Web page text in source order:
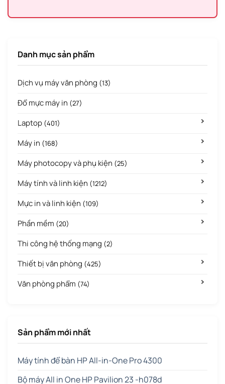
Danh mục sản phẩm
Dịch vụ máy văn phòng (13)
Đổ mực máy in (27)
Laptop (401)
Máy in (168)
Máy photocopy và phụ kiện (25)
Máy tính và linh kiện (1212)
Mực in và linh kiện (109)
Phần mềm (20)
Thi công hệ thống mạng (2)
Thiết bị văn phòng (425)
Văn phòng phẩm (74)
Sản phẩm mới nhất
Máy tính để bàn HP All-in-One Pro 4300
Bộ máy All in One HP Pavilion 23 -h078d